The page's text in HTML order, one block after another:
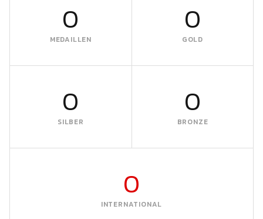
0
MEDAILLEN
0
GOLD
0
SILBER
0
BRONZE
0
INTERNATIONAL